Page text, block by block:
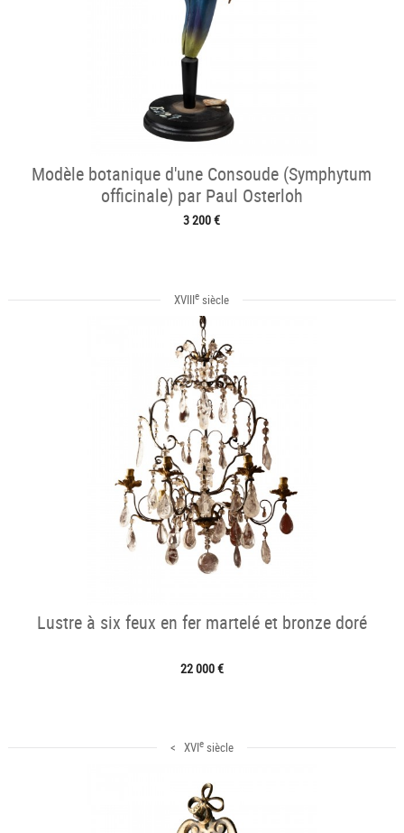
Modèle botanique d'une Consoude (Symphytum
officinale) par Paul Osterloh
3 200 €
XVIIIe siècle
Lustre à six feux en fer martelé et bronze doré
22 000 €
< XVIesiècle